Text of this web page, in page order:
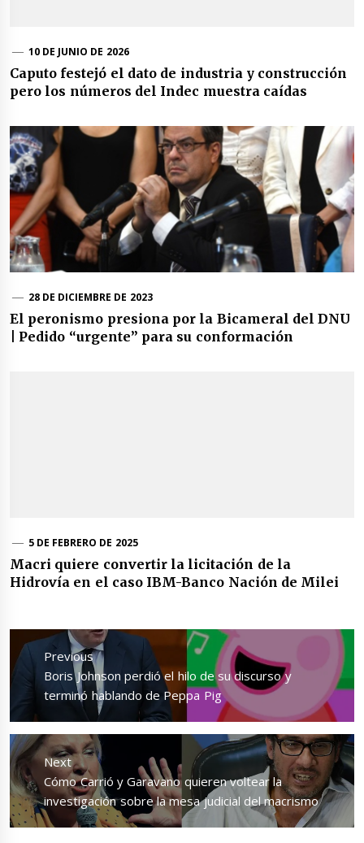
10 DE JUNIO DE 2026
Caputo festejó el dato de industria y construcción
pero los números del Indec muestra caídas
28 DE DICIEMBRE DE 2023
El peronismo presiona por la Bicameral del DNU
| Pedido “urgente” para su conformación
5 DE FEBRERO DE 2025
Macri quiere convertir la licitación de la
Hidrovía en el caso IBM-Banco Nación de Milei
Navegación
de
entradas
Previous
Previous
post:
Boris Johnson perdió el hilo de su discurso y
terminó hablando de Peppa Pig
Next
Next
post:
Cómo Carrió y Garavano quieren voltear la
investigación sobre la mesa judicial del macrismo